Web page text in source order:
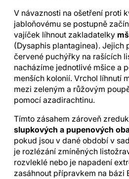
V návaznosti na ošetření proti
jabloňovému se postupně
vajíček líhnout zakladatelky
(Dysaphis plantaginea). Jejich
červené puchýřky na rašících
nacházíme jednotlivé mšice a
menších kolonií. Vrchol líhnutí
mezi zeleným a růžovým
pomocí azadirachtinu.
Tímto zásahem zároveň
slupkových a pupenových
pokud jsou v dané období v
je rozlézání zmíněných
rozvleklé nebo je napadení
zasáhnout přípravkem na bázi